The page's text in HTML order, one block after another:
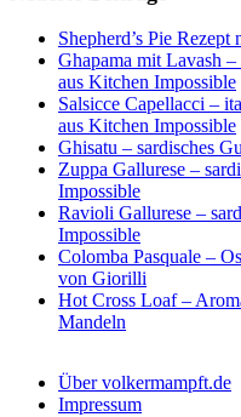
Shepherd’s Pie
Ghapama mit Lavash
aus Kitchen Impossible
Salsicce Capellacci –
aus Kitchen Impossible
Ghisatu – sardisches
Zuppa Gallurese –
Impossible
Ravioli Gallurese –
Impossible
Colomba Pasquale –
von Giorilli
Hot Cross Loaf –
Mandeln
Über volkermampft.de
Impressum